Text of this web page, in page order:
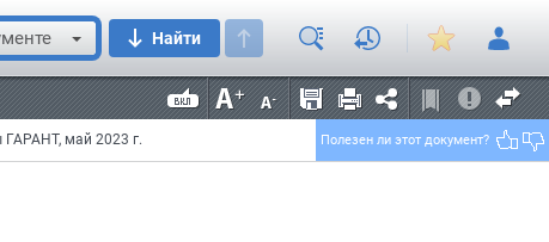
Найти
ГАРАНТ, май 2023 г. Полезен ли этот документ?